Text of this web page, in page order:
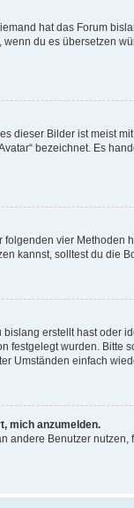
hat das Forum
du es übersetzen
dieser Bilder ist meist
bezeichnet. Es
vier
kannst, solltest du die
erstellt hast
festgelegt wurden.
Umständen einfach
mich anzumelden.
Benutzer